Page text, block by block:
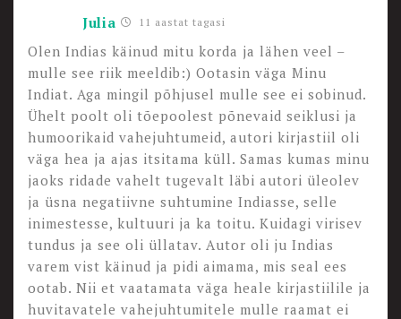
Julia 11 aastat tagasi
Olen Indias käinud mitu korda ja lähen veel –
mulle see riik meeldib:) Ootasin väga Minu
Indiat. Aga mingil põhjusel mulle see ei sobinud.
Ühelt poolt oli tõepoolest põnevaid seiklusi ja
humoorikaid vahejuhtumeid, autori kirjastiil oli
väga hea ja ajas itsitama küll. Samas kumas minu
jaoks ridade vahelt tugevalt läbi autori üleolev
ja üsna negatiivne suhtumine Indiasse, selle
inimestesse, kultuuri ja ka toitu. Kuidagi virisev
tundus ja see oli üllatav. Autor oli ju Indias
varem vist käinud ja pidi aimama, mis seal ees
ootab. Nii et vaatamata väga heale kirjastiilile ja
huvitavatele vahejuhtumitele mulle raamat ei